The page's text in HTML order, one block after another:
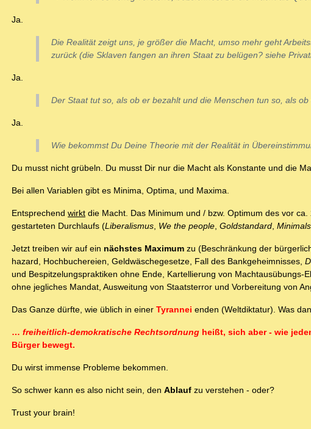
Ja.
Die Realität zeigt uns, je größer die Macht, umso mehr geht
zurück (die Sklaven fangen an ihren Staat zu belügen? siehe
Ja.
Der Staat tut so, als ob er bezahlt und die Menschen tun so, als
Ja.
Wie bekommst Du Deine Theorie mit der Realität in
Du musst nicht grübeln. Du musst Dir nur die Macht als Konstante und die
Bei allen Variablen gibt es Minima, Optima, und Maxima.
Entsprechend wirkt die Macht. Das Minimum und / bzw. Optimum des vor ca.
gestarteten Durchlaufs (Liberalismus, We the people, Goldstandard,
Jetzt treiben wir auf ein nächstes Maximum zu (Beschränkung der
hazard, Hochbuchereien, Geldwäschegesetze, Fall des Bankgeheimnisses,
und Bespitzelungspraktiken ohne Ende, Kartellierung von
ohne jegliches Mandat, Ausweitung von Staatsterror und Vorbereitung von
Das Ganze dürfte, wie üblich in einer Tyrannei enden (Weltdiktatur). Was
… freiheitlich-demokratische Rechtsordnung heißt, sich aber - wie
Bürger bewegt.
Du wirst immense Probleme bekommen.
So schwer kann es also nicht sein, den Ablauf zu verstehen - oder?
Trust your brain!